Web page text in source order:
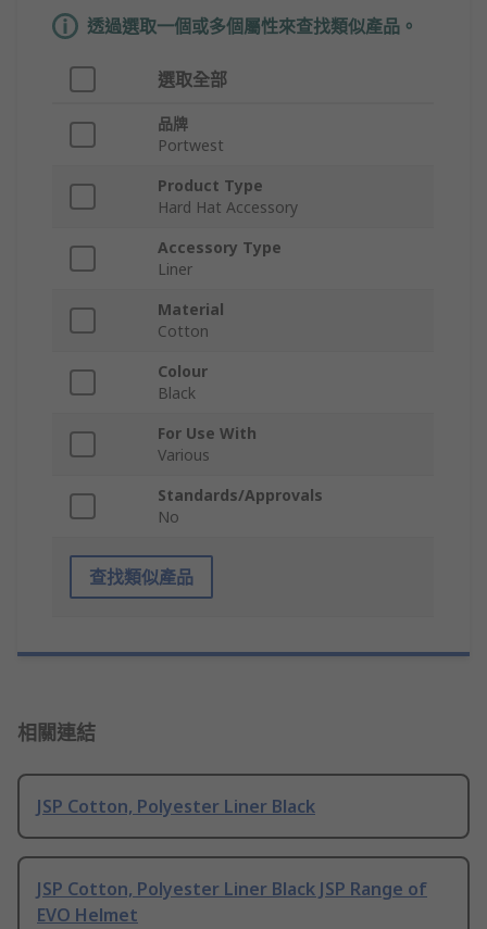
透過選取一個或多個屬性來查找類似產品。
選取全部
品牌
Portwest
Product Type
Hard Hat Accessory
Accessory Type
Liner
Material
Cotton
Colour
Black
For Use With
Various
Standards/Approvals
No
查找類似產品
相關連結
JSP Cotton, Polyester Liner Black
JSP Cotton, Polyester Liner Black JSP Range of
EVO Helmet